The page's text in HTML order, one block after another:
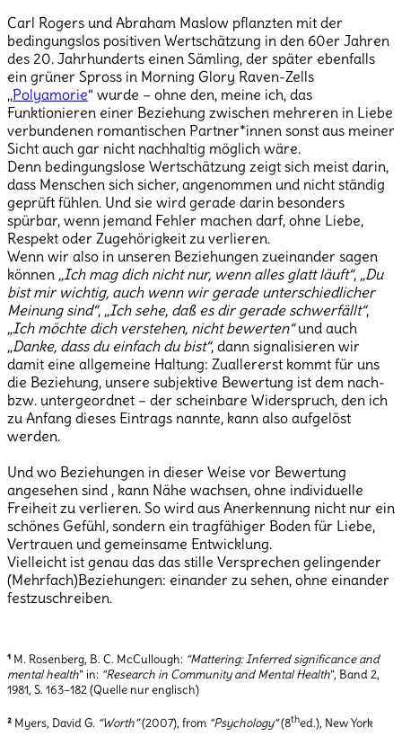
Carl Rogers und Abraham Maslow pflanzten mit der
bedingungslos positiven Wertschätzung in den 60er Jahren
des 20. Jahrhunderts einen Sämling, der später ebenfalls
ein grüner Spross in Morning Glory Raven-Zells
„Polyamorie“ wurde – ohne den, meine ich, das
Funktionieren einer Beziehung zwischen mehreren in Liebe
verbundenen romantischen Partner*innen sonst aus meiner
Sicht auch gar nicht nachhaltig möglich wäre.
Denn bedingungslose Wertschätzung zeigt sich meist darin,
dass Menschen sich sicher, angenommen und nicht ständig
geprüft fühlen. Und sie wird gerade darin besonders
spürbar, wenn jemand Fehler machen darf, ohne Liebe,
Respekt oder Zugehörigkeit zu verlieren.
Wenn wir also in unseren Beziehungen zueinander sagen
können „Ich mag dich nicht nur, wenn alles glatt läuft“, „Du
bist mir wichtig, auch wenn wir gerade unterschiedlicher
Meinung sind“, „Ich sehe, daß es dir gerade schwerfällt“,
„Ich möchte dich verstehen, nicht bewerten“und auch
„Danke, dass du einfach du bist“, dann signalisieren wir
damit eine allgemeine Haltung: Zuallererst kommt für uns
die Beziehung, unsere subjektive Bewertung ist dem nach-
bzw. untergeordnet – der scheinbare Widerspruch, den ich
zu Anfang dieses Eintrags nannte, kann also aufgelöst
werden.
Und wo Beziehungen in dieser Weise vor Bewertung
angesehen sind , kann Nähe wachsen, ohne individuelle
Freiheit zu verlieren. So wird aus Anerkennung nicht nur ein
schönes Gefühl, sondern ein tragfähiger Boden für Liebe,
Vertrauen und gemeinsame Entwicklung.
Vielleicht ist genau das das stille Versprechen gelingender
(Mehrfach)Beziehungen: einander zu sehen, ohne einander
festzuschreiben.
¹ M. Rosenberg, B. C. McCullough: “Mattering: Inferred significance and
mental health” in: “Research in Community and Mental Health”, Band 2,
1981, S. 163–182 (Quelle nur englisch)
² Myers, David G. “Worth”(2007), from “Psychology“(8thed.), New York